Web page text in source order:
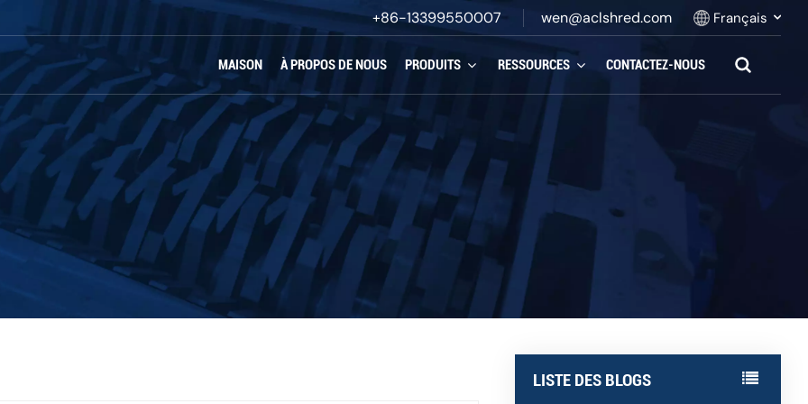
+86-13399550007 wen@aclshred.com Français
Español
MAISON À PROPOS DE NOUS PRODUITS RESSOURCES CONTACTEZ-NOUS
LISTE DES BLOGS